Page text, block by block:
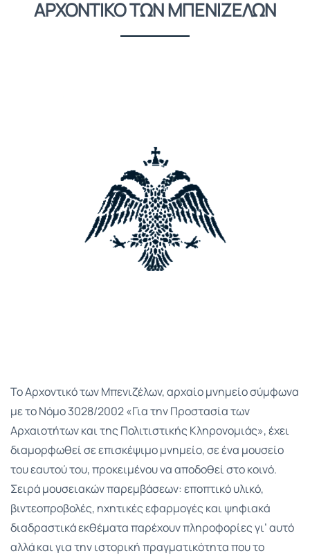
ΑΡΧΟΝΤΙΚΟ ΤΩΝ ΜΠΕΝΙΖΕΛΩΝ
Το Αρχοντικό των Μπενιζέλων, αρχαίο μνημείο σύμφωνα
με το Νόμο 3028/2002 «Για την Προστασία των
Αρχαιοτήτων και της Πολιτιστικής Κληρονομιάς», έχει
διαμορφωθεί σε επισκέψιμο μνημείο, σε ένα μουσείο
του εαυτού του, προκειμένου να αποδοθεί στο κοινό.
Σειρά μουσειακών παρεμβάσεων: εποπτικό υλικό,
βιντεοπροβολές, ηχητικές εφαρμογές και ψηφιακά
διαδραστικά εκθέματα παρέχουν πληροφορίες γι’ αυτό
αλλά και για την ιστορική πραγματικότητα που το